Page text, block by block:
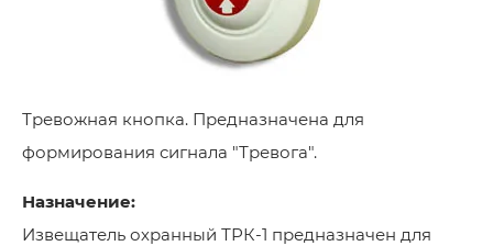
Тревожная кнопка. Предназначена для
формирования сигнала "Тревога".
Назначение:
Извещатель охранный ТРК-1 предназначен для